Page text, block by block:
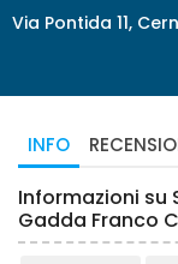
Via Pontida 11,
INFO
Informazioni su
Gadda Franco